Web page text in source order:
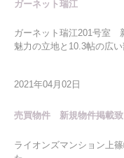
ガーネット瑞江
ガーネット瑞江201号室
魅力の立地と10.3帖の広い
2021年04月02日
売買物件 新規物件掲載致
ライオンズマンション上